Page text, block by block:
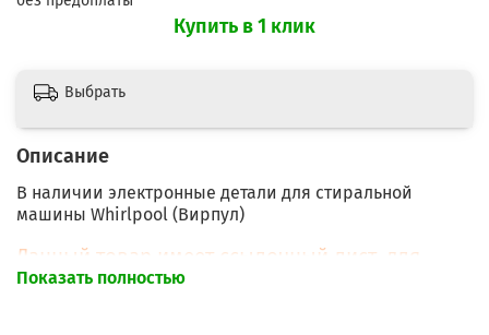
Купить в 1 клик
Выбрать
Описание
В наличии электронные детали для стиральной
машины Whirlpool (Вирпул)
Данный товар имеет ссылочный лист, для
уточнения окончательной стоимости
Показать полностью